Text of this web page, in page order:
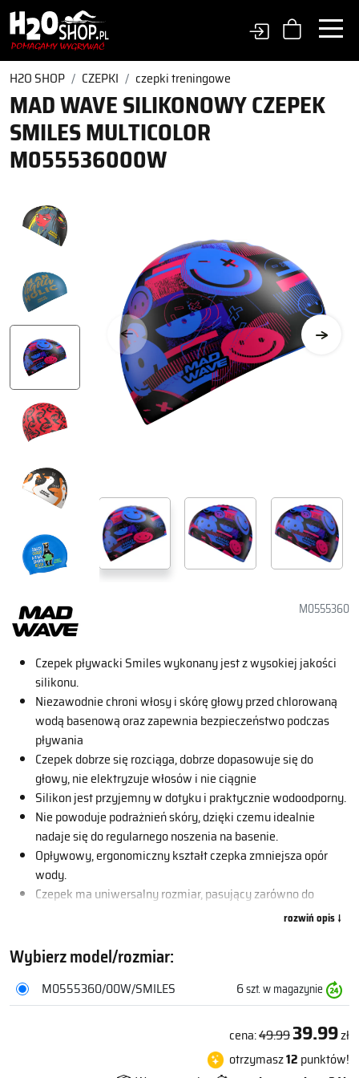
H2O SHOP CZEPKI czepki treningowe
MAD WAVE SILIKONOWY CZEPEK
SMILES MULTICOLOR
M055536000W
M0555360
Czepek pływacki Smiles wykonany jest z wysokiej jakości
silikonu.
Niezawodnie chroni włosy i skórę głowy przed chlorowaną
wodą basenową oraz zapewnia bezpieczeństwo podczas
pływania
Czepek dobrze się rozciąga, dobrze dopasowuje się do
głowy, nie elektryzuje włosów i nie ciągnie
Silikon jest przyjemny w dotyku i praktycznie wodoodporny.
Nie powoduje podrażnień skóry, dzięki czemu idealnie
nadaje się do regularnego noszenia na basenie.
Opływowy, ergonomiczny kształt czepka zmniejsza opór
wody.
Czepek ma uniwersalny rozmiar, pasujący zarówno do
efektywny trening, a także pomoże utrzymać zdrowe i
CECHY:
Czepek silikonowy – najlepszy wybór do regularnych
100% silikon – zapewnia wysoką elastyczność, nie
Wybierz model/rozmiar:
M0555360/00W/SMILES 6szt. w magazynie
cena:49.9939.99zł
otrzymasz12 punktów!